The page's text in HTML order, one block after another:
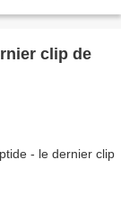
clip de